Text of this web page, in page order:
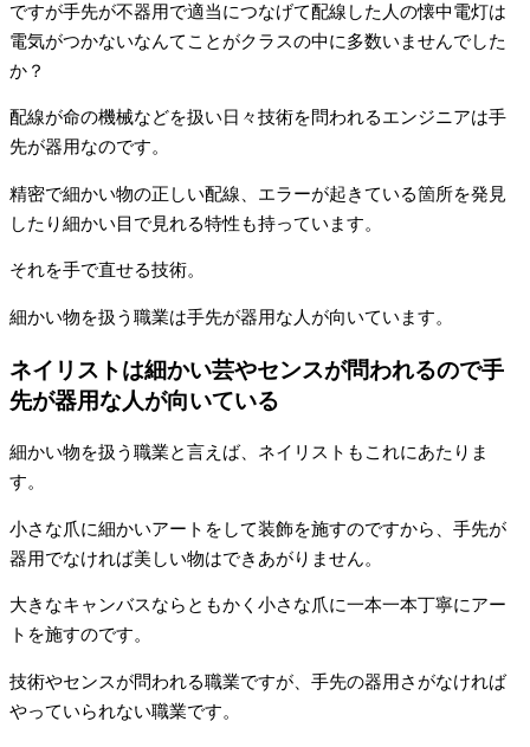
ですが手先が不器用で適当につなげて配線した人の懐中電灯は
電気がつかないなんてことがクラスの中に多数いませんでした
か？
配線が命の機械などを扱い日々技術を問われるエンジニアは手
先が器用なのです。
精密で細かい物の正しい配線、エラーが起きている箇所を発見
したり細かい目で見れる特性も持っています。
それを手で直せる技術。
細かい物を扱う職業は手先が器用な人が向いています。
ネイリストは細かい芸やセンスが問われるので手
先が器用な人が向いている
細かい物を扱う職業と言えば、ネイリストもこれにあたりま
す。
小さな爪に細かいアートをして装飾を施すのですから、手先が
器用でなければ美しい物はできあがりません。
大きなキャンバスならともかく小さな爪に一本一本丁寧にアー
トを施すのです。
技術やセンスが問われる職業ですが、手先の器用さがなければ
やっていられない職業です。